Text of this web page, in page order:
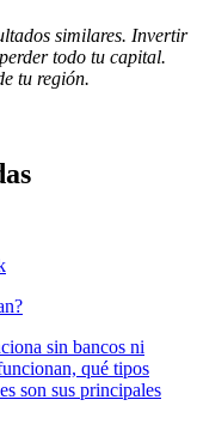
similares. Invertir
todo tu capital.
tu región.
sin bancos ni
qué tipos
son sus principales